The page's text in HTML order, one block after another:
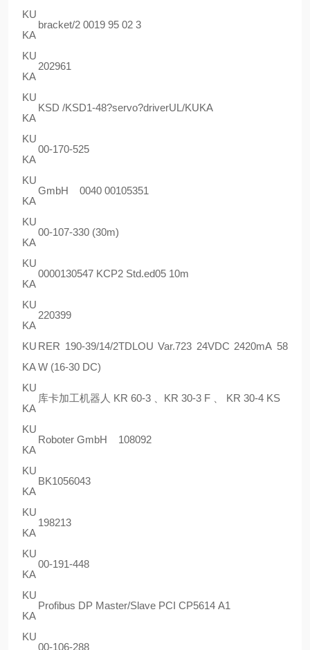
KU
KA
bracket/2 0019 95 02 3
KU
KA
202961
KU
KA
KSD /KSD1-48?servo?driverUL/KUKA
KU
KA
00-170-525
KU
KA
GmbH 0040 00105351
KU
KA
00-107-330 (30m)
KU
KA
0000130547 KCP2 Std.ed05 10m
KU
KA
220399
KU
KA
RER 190-39/14/2TDLOU Var.723 24VDC 2420mA 58
W (16-30 DC)
KU
KA
库卡加工机器人 KR 60-3 、KR 30-3 F 、 KR 30-4 KS
KU
KA
Roboter GmbH 108092
KU
KA
BK1056043
KU
KA
198213
KU
KA
00-191-448
KU
KA
Profibus DP Master/Slave PCI CP5614 A1
KU
00-106-288